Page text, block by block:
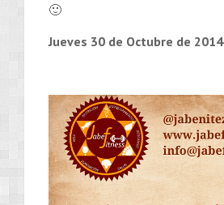
🙂
Jueves 30 de Octubre de 2014